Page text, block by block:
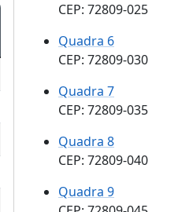
CEP: 72809-025
Quadra 6
CEP: 72809-030
Quadra 7
CEP: 72809-035
Quadra 8
CEP: 72809-040
Quadra 9